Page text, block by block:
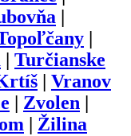
Turčianske
Vranov
Zvolen
Žilina